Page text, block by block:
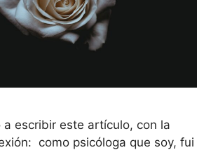
este artículo, con la
como psicóloga que soy, fui